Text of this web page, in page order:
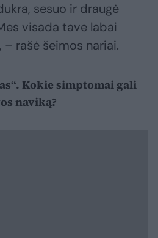
sesuo ir draugė
visada tave labai
– rašė šeimos nariai.
Kokie simptomai gali
naviką?